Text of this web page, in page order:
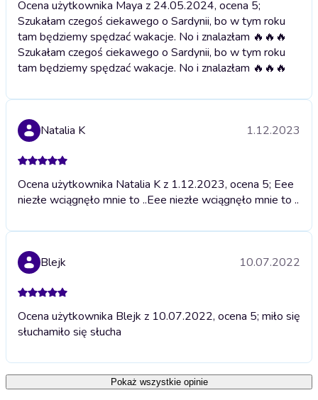
Ocena użytkownika Maya z 24.05.2024, ocena 5;
Szukałam czegoś ciekawego o Sardynii, bo w tym roku
tam będziemy spędzać wakacje. No i znalazłam 🔥🔥🔥
Szukałam czegoś ciekawego o Sardynii, bo w tym roku
tam będziemy spędzać wakacje. No i znalazłam 🔥🔥🔥
Natalia K 1.12.2023
Ocena użytkownika Natalia K z 1.12.2023, ocena 5; Eee
niezłe wciągnęło mnie to ..Eee niezłe wciągnęło mnie to ..
Blejk 10.07.2022
Ocena użytkownika Blejk z 10.07.2022, ocena 5; miło się
słuchamiło się słucha
Pokaż wszystkie opinie